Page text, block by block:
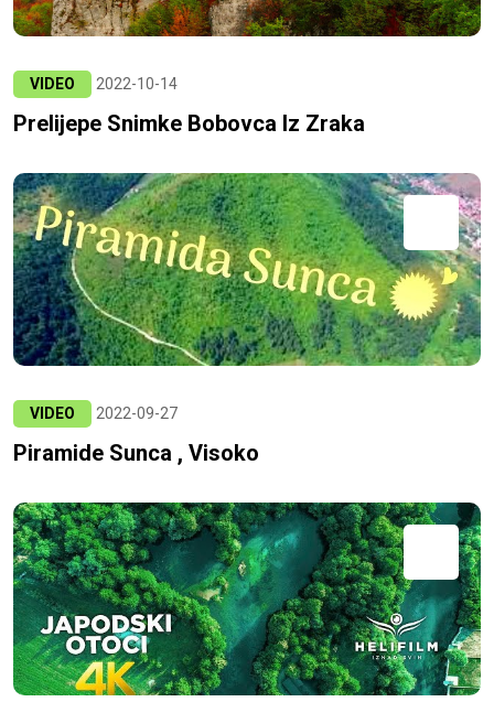
VIDEO 2022-10-14
Prelijepe Snimke Bobovca Iz Zraka
VIDEO 2022-09-27
Piramide Sunca , Visoko